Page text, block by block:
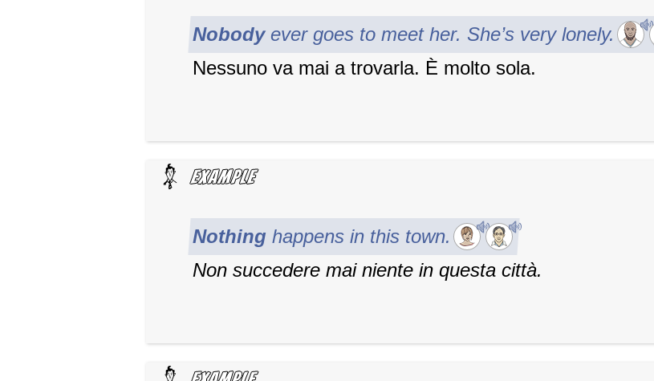
Nobodyever goes to meet her. She’s very lonely.
Nessuno va mai a trovarla. È molto sola.
Nothing happens in this town.
Non succedere mai niente in questa città.